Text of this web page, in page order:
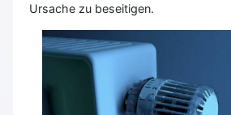
Ursache zu beseitigen.